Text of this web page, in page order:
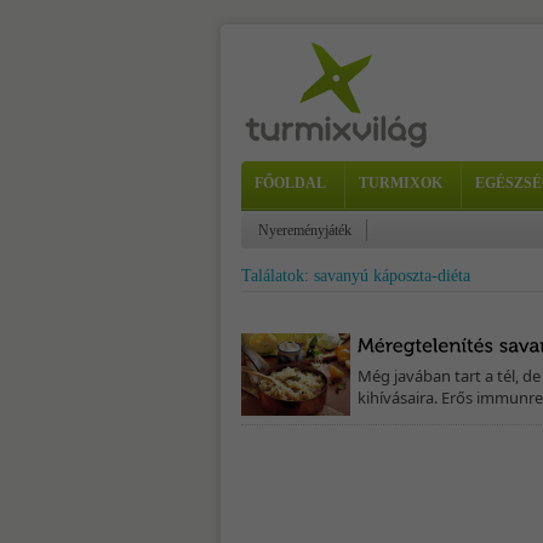
FŐOLDAL TURMIXOK
Nyereményjáték
Találatok: savanyú káposzta-diéta
Még javában tart a tél,
kihívásaira. Erős